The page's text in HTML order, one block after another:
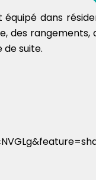
dans
des
de suite.